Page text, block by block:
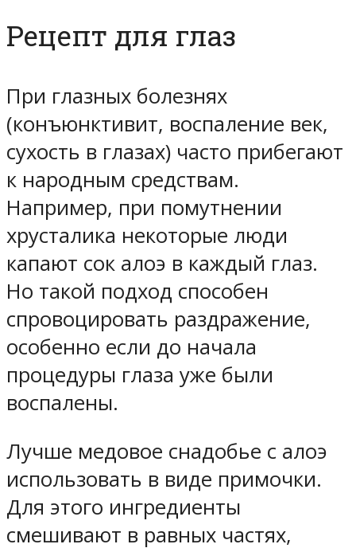
Рецепт для глаз
При глазных болезнях
(конъюнктивит, воспаление век,
сухость в глазах) часто прибегают
к народным средствам.
Например, при помутнении
хрусталика некоторые люди
капают сок алоэ в каждый глаз.
Но такой подход способен
спровоцировать раздражение,
особенно если до начала
процедуры глаза уже были
воспалены.
Лучше медовое снадобье с алоэ
использовать в виде примочки.
Для этого ингредиенты
смешивают в равных частях,